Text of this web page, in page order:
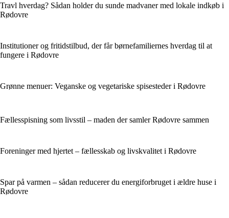
Travl hverdag? Sådan holder du sunde madvaner med lokale indkøb i
Rødovre
Institutioner og fritidstilbud, der får børnefamiliernes hverdag til at
fungere i Rødovre
Grønne menuer: Veganske og vegetariske spisesteder i Rødovre
Fællesspisning som livsstil – maden der samler Rødovre sammen
Foreninger med hjertet – fællesskab og livskvalitet i Rødovre
Spar på varmen – sådan reducerer du energiforbruget i ældre huse i
Rødovre